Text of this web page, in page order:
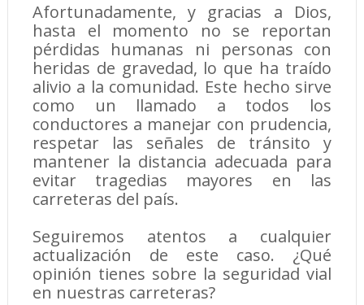
Afortunadamente, y gracias a Dios,
hasta el momento no se reportan
pérdidas humanas ni personas con
heridas de gravedad, lo que ha traído
alivio a la comunidad. Este hecho sirve
como un llamado a todos los
conductores a manejar con prudencia,
respetar las señales de tránsito y
mantener la distancia adecuada para
evitar tragedias mayores en las
carreteras del país.
Seguiremos atentos a cualquier
actualización de este caso. ¿Qué
opinión tienes sobre la seguridad vial
en nuestras carreteras?